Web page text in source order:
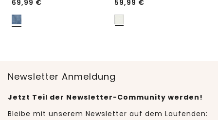
69,99 € 59,99 €
Newsletter Anmeldung
Jetzt Teil der Newsletter-Community werden!
Bleibe mit unserem Newsletter auf dem Laufenden: